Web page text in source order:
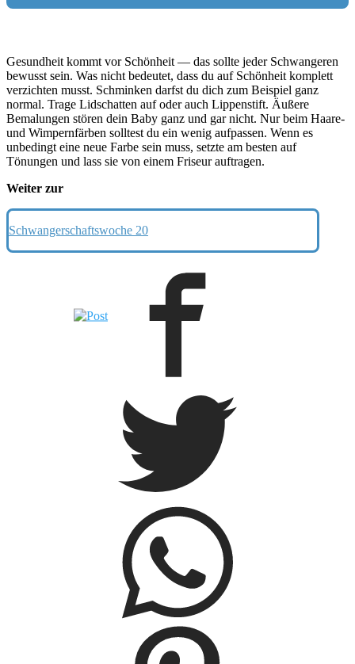
Gesundheit kommt vor Schönheit — das sollte jeder Schwangeren
bewusst sein. Was nicht bedeutet, dass du auf Schönheit komplett
verzichten musst. Schminken darfst du dich zum Beispiel ganz
normal. Trage Lidschatten auf oder auch Lippenstift. Äußere
Bemalungen stören dein Baby ganz und gar nicht. Nur beim Haare-
und Wimpernfärben solltest du ein wenig aufpassen. Wenn es
unbedingt eine neue Farbe sein muss, setzte am besten auf
Tönungen und lass sie von einem Friseur auftragen.
Weiter zur
Schwangerschaftswoche 20